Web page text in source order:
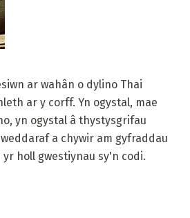
ar wahân o dylino Thai
ar y corff. Yn ogystal, mae
yn ogystal â thystysgrifau
a chywir am gyfraddau
holl gwestiynau sy'n codi.